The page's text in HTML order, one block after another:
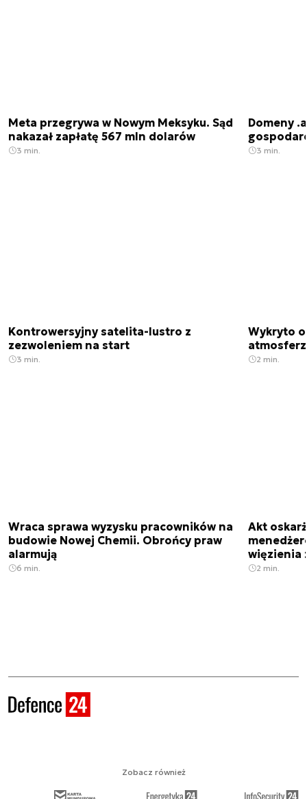
Meta przegrywa w Nowym Meksyku. Sąd
nakazał zapłatę 567 mln dolarów
3 min.
Domeny
3 min.
Kontrowersyjny satelita-lustro z
zezwoleniem na start
3 min.
Wykryto
2 min.
Wraca sprawa wyzysku pracowników na
budowie Nowej Chemii. Obrońcy praw
alarmują
6 min.
Akt
więzienia
2 min.
Zobacz również